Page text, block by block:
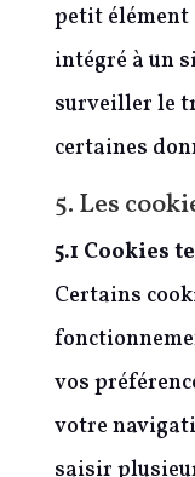
petit élément
intégré à un
surveiller le
certaines
5. Les
5.1 Cookies
Certains
vos
votre
saisir